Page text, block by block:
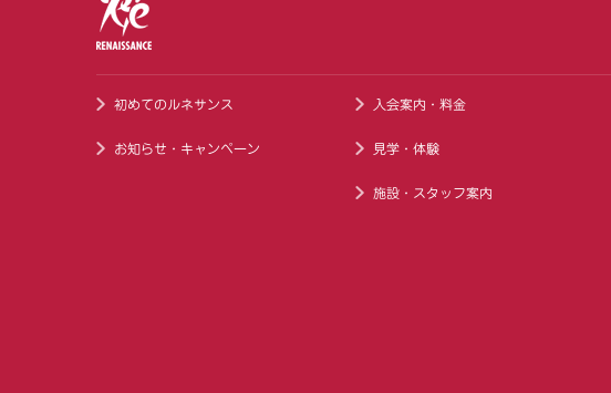
初めてのルネサンス
お知らせ・キャンペーン
入会案内・料金
見学・体験
施設・スタッフ案内